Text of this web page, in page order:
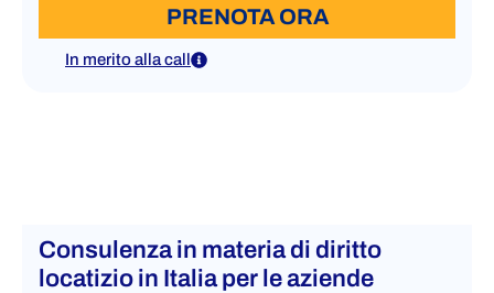
PRENOTA ORA
In merito alla call
Consulenza in materia di diritto
locatizio in Italia per le aziende